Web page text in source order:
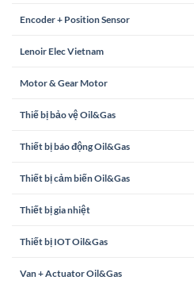
Encoder + Position Sensor
Lenoir Elec Vietnam
Motor & Gear Motor
Thiế bị bảo vệ Oil&Gas
Thiết bị báo động Oil&Gas
Thiết bị cảm biến Oil&Gas
Thiết bị gia nhiệt
Thiết bị IOT Oil&Gas
Van + Actuator Oil&Gas